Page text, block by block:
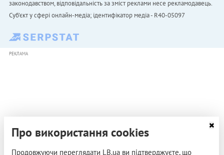
законодавством, відповідальність за зміст реклами несе рекламодавець.
Cуб'єкт у сфері онлайн-медіа; ідентифікатор медіа - R40-05097
РЕКЛАМА
Про використання cookies
Продовжуючи переглядати LB.ua ви підтверджуєте, що